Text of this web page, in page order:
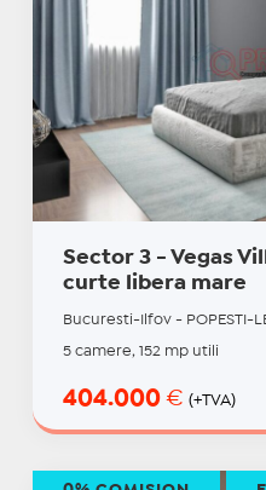
Sector 3 - Vegas
curte libera mare
Bucuresti-Ilfov - POPESTI-
5 camere, 152 mp utili
404.000 € (+TVA)